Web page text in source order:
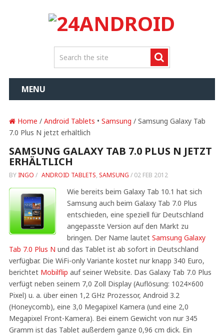
MENU
Home / Android Tablets • Samsung / Samsung Galaxy Tab
7.0 Plus N jetzt erhältlich
SAMSUNG GALAXY TAB 7.0 PLUS N JETZT
ERHÄLTLICH
BY INGO / ANDROID TABLETS, SAMSUNG / 02 FEB 2012
Wie bereits beim Galaxy Tab 10.1 hat sich
Samsung auch beim Galaxy Tab 7.0 Plus
entschieden, eine speziell für Deutschland
angepasste Version auf den Markt zu
bringen. Der Name lautet Samsung Galaxy
Tab 7.0 Plus N und das Tablet ist ab sofort in Deutschland
verfügbar. Die WiFi-only Variante kostet nur knapp 340 Euro,
berichtet Mobilflip auf seiner Website. Das Galaxy Tab 7.0 Plus
verfügt neben seinem 7,0 Zoll Display (Auflösung: 1024×600
Pixel) u. a. über einen 1,2 GHz Prozessor, Android 3.2
(Honeycomb), eine 3,0 Megapixel Kamera (und eine 2,0
Megapixel Front-Kamera). Bei einem Gewicht von nur 345
Gramm ist das Tablet außerdem ganze 0,96 cm dick. Ein